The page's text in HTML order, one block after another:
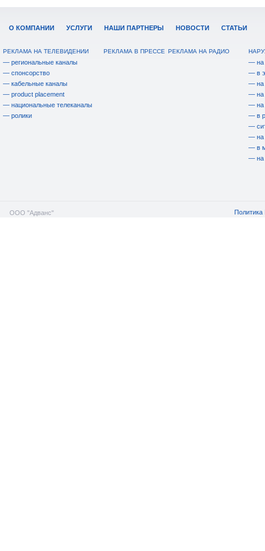
О КОМПАНИИ УСЛУГИ НАШИ ПАРТНЕРЫ НОВОСТИ СТАТЬИ
РЕКЛАМА НА ТЕЛЕВИДЕНИИ
— региональные каналы
— спонсорство
— кабельные каналы
— product placement
— национальные телеканалы
— ролики
РЕКЛАМА В ПРЕССЕ РЕКЛАМА НА РАДИО
— на
— в
— на
— на
— на
— в
—
— на
— в
— на
ООО "Адванс" Политика